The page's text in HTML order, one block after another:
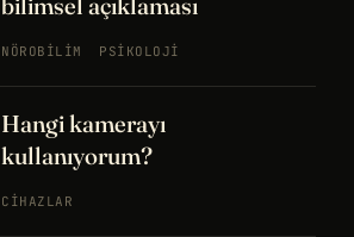
NÖROBILIM PSIKOLOJI
Hangi kamerayı
kullanıyorum?
CIHAZLAR